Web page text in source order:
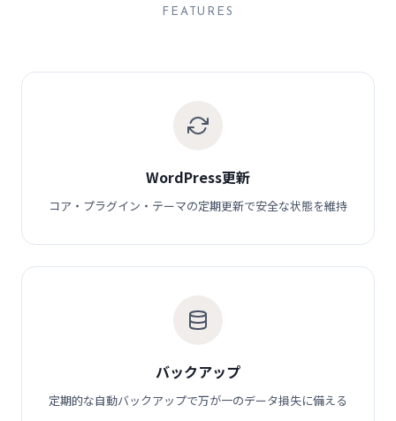
FEATURES
WordPress更新
コア・プラグイン・テーマの定期更新で安全な状態を維持
バックアップ
定期的な自動バックアップで万が一のデータ損失に備える